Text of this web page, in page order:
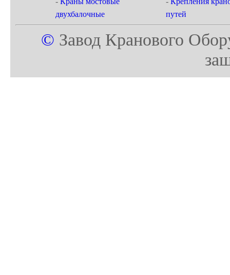
двухбалочные
путей
© Завод Кранового